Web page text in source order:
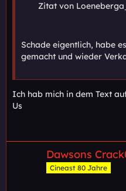
Zitat von Loeneberga_
Schade eigentlich, habe
gemacht und wieder
Ich hab mich in dem Text
Us
Dawsons
Cineast 80 Jahre